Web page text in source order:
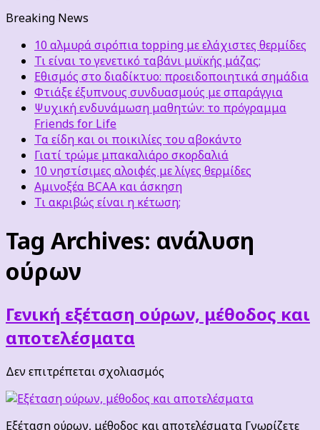
Breaking News
10 αλμυρά σιρόπια topping με ελάχιστες θερμίδες
Τι είναι το γενετικό ταβάνι μυϊκής μάζας;
Εθισμός στο διαδίκτυο: προειδοποιητικά σημάδια
Φτιάξε έξυπνους συνδυασμούς με σπαράγγια
Ψυχική ενδυνάμωση μαθητών: το πρόγραμμα
Friends for Life
Τα είδη και οι ποικιλίες του αβοκάντο
Γιατί τρώμε μπακαλιάρο σκορδαλιά
10 νηστίσιμες αλοιφές με λίγες θερμίδες
Αμινοξέα BCAA και άσκηση
Τι ακριβώς είναι η κέτωση;
Tag Archives: ανάλυση
ούρων
Γενική εξέταση ούρων, μέθοδος και
αποτελέσματα
Δεν επιτρέπεται σχολιασμός
εξέταση
ούρων,
Εξέταση ούρων, μέθοδος και αποτελέσματα Γνωρίζετε